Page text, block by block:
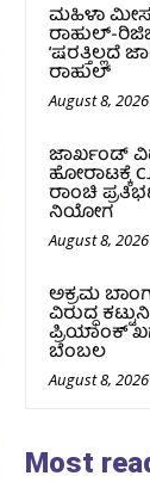
ಮಹಿಳಾ
ರಾಹುಲ್‌-
‘ಷರತ್ತಿಲ್ಲದೆ
ರಾಹುಲ್‌
August 8, 2026
ಜಾರ್ಖಂಡ್‌
ಹೋರಾಟಕ್ಕೆ
ರಾಂಚಿ
ನಿಯೋಗ
August 8, 2026
ಅಕ್ರಮ
ವಿರುದ್ಧ
ಪ್ರಿಯಾಂಕ್
ಬೆಂಬಲ
August 8, 2026
Most